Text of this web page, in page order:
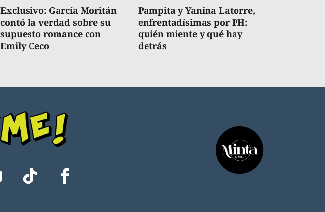
Exclusivo: García Moritán
contó la verdad sobre su
supuesto romance con
Emily Ceco
Pampita y Yanina Latorre,
enfrentadísimas por PH:
quién miente y qué hay
detrás